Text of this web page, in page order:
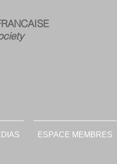
:
ESPACE MEMBRES